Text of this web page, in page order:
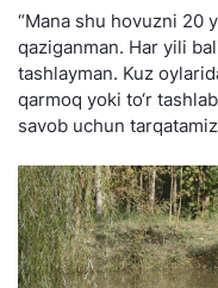
“Mana shu hovuzni 20
qaziganman. Har yili
tashlayman. Kuz
qarmoq yoki to‘r
savob uchun